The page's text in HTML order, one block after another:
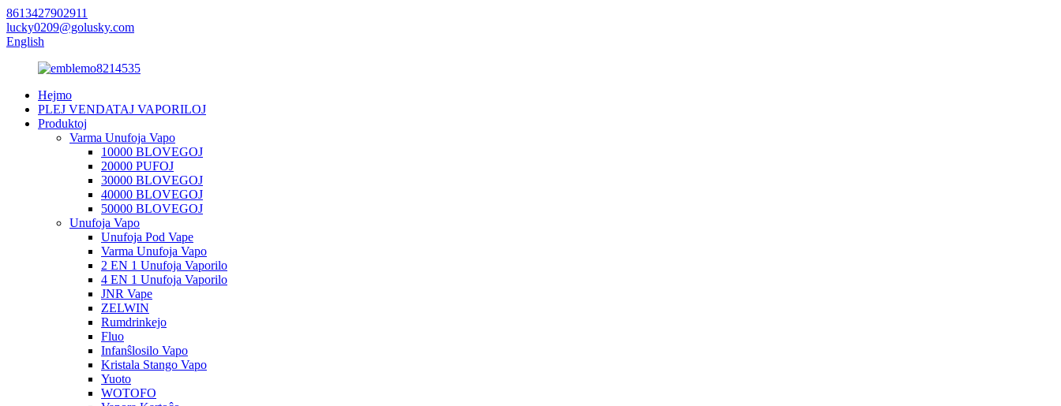
8613427902911
lucky0209@golusky.com
English
Hejmo
PLEJ VENDATAJ VAPORILOJ
Produktoj
Varma Unufoja Vapo
10000 BLOVEGOJ
20000 PUFOJ
30000 BLOVEGOJ
40000 BLOVEGOJ
50000 BLOVEGOJ
Unufoja Vapo
Unufoja Pod Vape
Varma Unufoja Vapo
2 EN 1 Unufoja Vaporilo
4 EN 1 Unufoja Vaporilo
JNR Vape
ZELWIN
Rumdrinkejo
Fluo
Infanŝlosilo Vapo
Kristala Stango Vapo
Yuoto
WOTOFO